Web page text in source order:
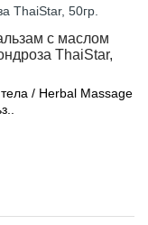
с маслом
ThaiStar,
/ Herbal Massage